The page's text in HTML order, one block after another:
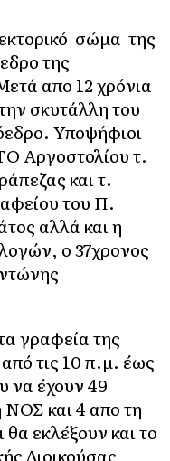
σώμα της
της
απο 12 χρόνια
σκυτάλλη του
Υποψήφιοι
Αργοστολίου τ.
και τ.
του Π.
αλλά και η
ο 37χρονος
γραφεία της
τις 10 π.μ. έως
να έχουν 49
ΝΟΣ και 4 απο τη
εκλέξουν και το
Διοικούσας